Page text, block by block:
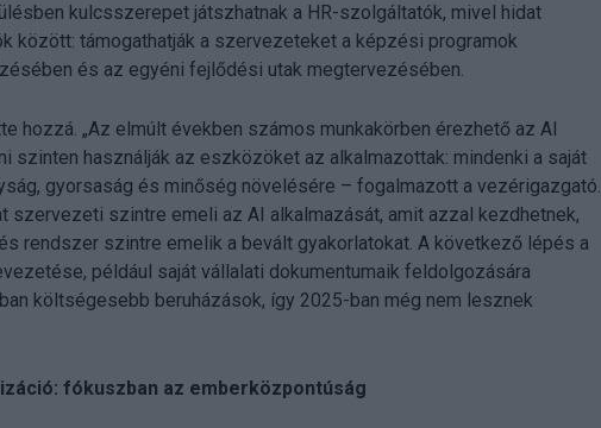
kulcsszerepet játszhatnak a HR-szolgáltatók, mivel hidat
között: támogathatják a szervezeteket a képzési programok
és az egyéni fejlődési utak megtervezésében.
hozzá. „Az elmúlt években számos munkakörben érezhető az AI
szinten használják az eszközöket az alkalmazottak: mindenki a saját
gyorsaság és minőség növelésére – fogalmazott a vezérigazgató.
szervezeti szintre emeli az AI alkalmazását, amit azzal kezdhetnek,
rendszer szintre emelik a bevált gyakorlatokat. A következő lépés a
például saját vállalati dokumentumaik feldolgozására
költségesebb beruházások, így 2025-ban még nem lesznek
fókuszban az emberközpontúság